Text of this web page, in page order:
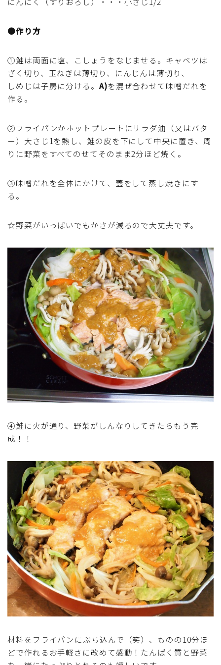
行事食(おせち・ハロウィン・クリスマス・雛祭り・子
お弁当
漬物・ピクルス・保存食・発酵食品
圧力鍋使用の料理
ソース・ドレッシング・たれ・ディップ類
ドリンク・シロップ・ジャム類
住・インテリア・小物・植物
離乳食・キッズメニュー
育児徒然
その他徒然
●作り方
①鮭は両面に塩、こしょうをなじませる。キャベツは
ざく切り、玉ねぎは薄切り、にんじんは薄切り、
しめじは子房に分ける。 A)を混ぜ合わせて味噌だれを
作る。
②フライパンかホットプレートにサラダ油（又はバタ
ー）大さじ1を熱し、鮭の皮を下にして中央に置き、周
りに野菜をすべてのせてそのまま2分ほど焼く。
③味噌だれを全体にかけて、蓋をして蒸し焼きにす
る。
☆野菜がいっぱいでもかさが減るので大丈夫です。
④鮭に火が通り、野菜がしんなりしてきたらもう完
成！！
材料をフライパンにぶち込んで（笑）、ものの10分ほ
どで作れるお手軽さに改めて感動！たんぱく質と野菜